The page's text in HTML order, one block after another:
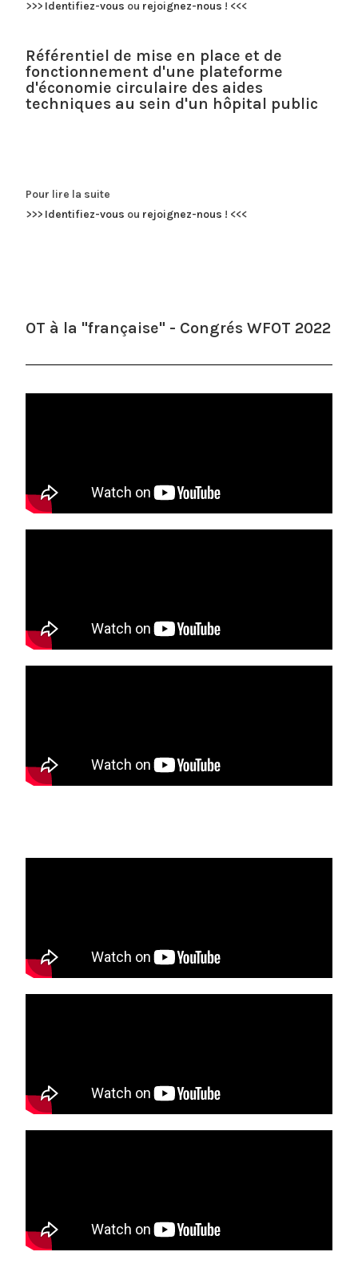
>>> Identifiez-vous ou rejoignez-nous ! <<<
Référentiel de mise en place et de
fonctionnement d'une plateforme
d'économie circulaire des aides
techniques au sein d'un hôpital public
Pour lire la suite
>>> Identifiez-vous ou rejoignez-nous ! <<<
OT à la "française" - Congrés WFOT 2022